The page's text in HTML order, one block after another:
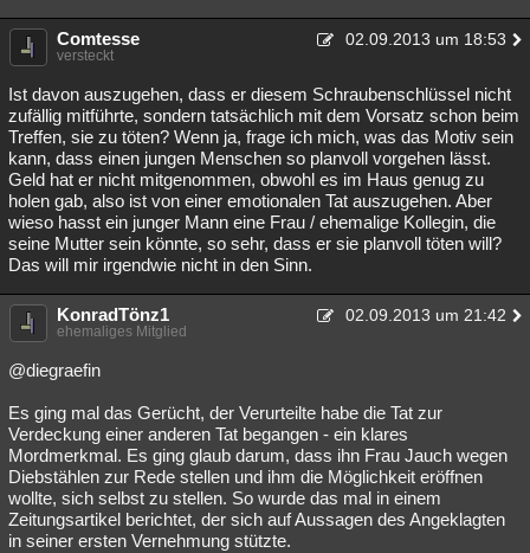
Comtesse 02.09.2013 um 18:53
versteckt
Ist davon auszugehen, dass er diesem Schraubenschlüssel nicht
zufällig mitführte, sondern tatsächlich mit dem Vorsatz schon beim
Treffen, sie zu töten? Wenn ja, frage ich mich, was das Motiv sein
kann, dass einen jungen Menschen so planvoll vorgehen lässt.
Geld hat er nicht mitgenommen, obwohl es im Haus genug zu
holen gab, also ist von einer emotionalen Tat auszugehen. Aber
wieso hasst ein junger Mann eine Frau / ehemalige Kollegin, die
seine Mutter sein könnte, so sehr, dass er sie planvoll töten will?
Das will mir irgendwie nicht in den Sinn.
KonradTönz1 02.09.2013 um 21:42
ehemaliges Mitglied
@diegraefin
Es ging mal das Gerücht, der Verurteilte habe die Tat zur
Verdeckung einer anderen Tat begangen - ein klares
Mordmerkmal. Es ging glaub darum, dass ihn Frau Jauch wegen
Diebstählen zur Rede stellen und ihm die Möglichkeit eröffnen
wollte, sich selbst zu stellen. So wurde das mal in einem
Zeitungsartikel berichtet, der sich auf Aussagen des Angeklagten
in seiner ersten Vernehmung stützte.